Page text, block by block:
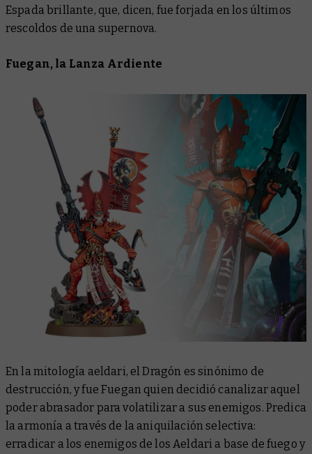
Espada brillante, que, dicen, fue forjada en los últimos
rescoldos de una supernova.
Fuegan, la Lanza Ardiente
En la mitología aeldari, el Dragón es sinónimo de
destrucción, y fue Fuegan quien decidió canalizar aquel
poder abrasador para volatilizar a sus enemigos. Predica
la armonía a través de la aniquilación selectiva:
erradicar a los enemigos de los Aeldari a base de fuego y